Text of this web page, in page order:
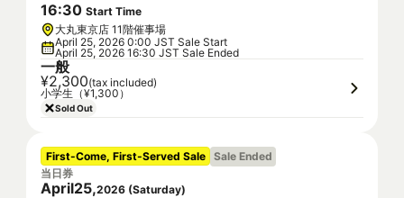
16:30 Start Time
大丸東京店 11階催事場
April 25, 2026 0:00 JST Sale Start
April 25, 2026 16:30 JST Sale Ended
一般
¥2,300(tax included)
小学生（¥1,300）
Sold Out
First-Come, First-Served Sale Sale Ended
当日券
April25,2026 (Saturday)